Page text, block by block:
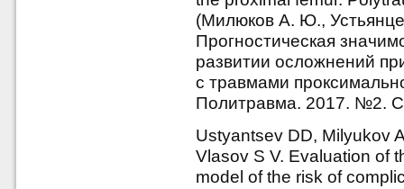
(Милюков А. Ю.,
Прогностическая
развитии осложнений
с травмами
Политравма. 2017. №2.
Ustyantsev DD, Milyukov
Vlasov S V. Evaluation of
model of the risk of